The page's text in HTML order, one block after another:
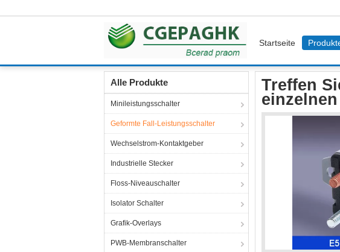
Startseite
Alle Produkte
Minileistungsschalter
Geformte Fall-Leistungsschalter
Wechselstrom-Kontaktgeber
Industrielle Stecker
Floss-Niveauschalter
Isolator Schalter
Grafik-Overlays
PWB-Membranschalter
Treffen